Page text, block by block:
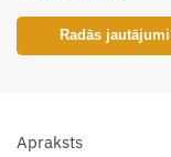
Radās
Apraksts